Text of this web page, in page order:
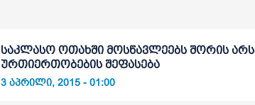
საკლასო ოთახში მოსწავლეებს შორის
ურთიერთობების შეფასება
3 ᲐᲞᲠᲘᲚᲘ, 2015 - 01:00